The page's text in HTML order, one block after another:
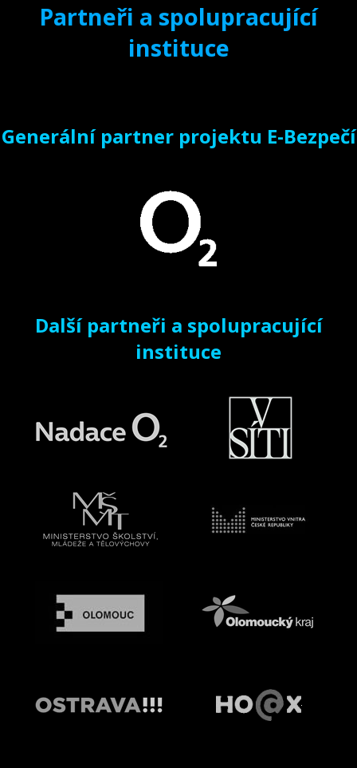
Partneři a spolupracující
instituce
Generální partner projektu E-Bezpečí
Další partneři a spolupracující
instituce